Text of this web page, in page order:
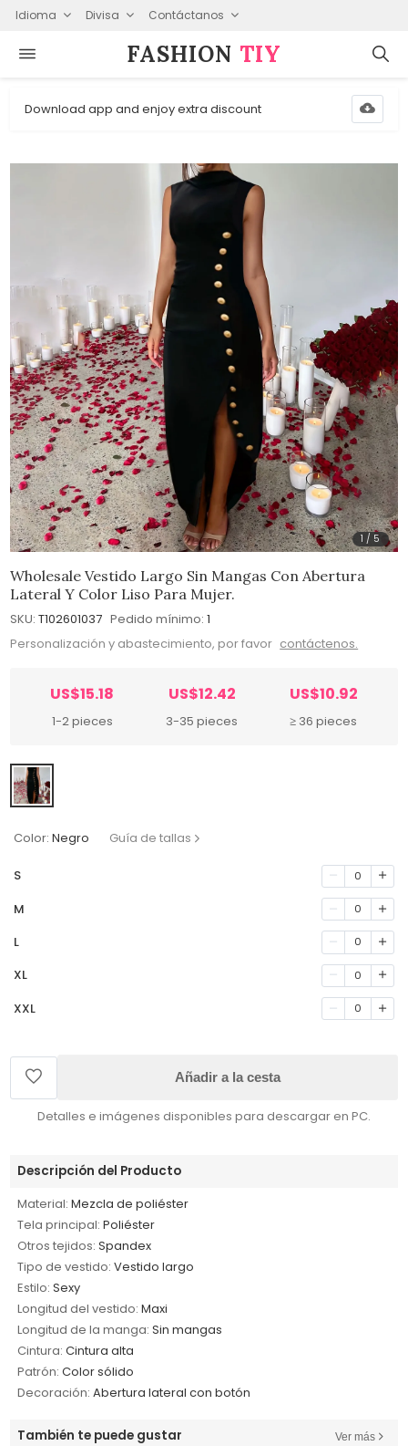
Idioma Divisa Contáctanos
FASHION⁠ TIY
Download app and enjoy extra discount
1 / 5
Wholesale Vestido Largo Sin Mangas Con Abertura
Lateral Y Color Liso Para Mujer.
SKU: T102601037 Pedido mínimo: 1
Personalización y abastecimiento, por favor contáctenos.
US$15.18
1-2 pieces
US$12.42
3-35 pieces
US$10.92
≥ 36 pieces
Color: Negro Guía de tallas
S 0
M 0
L 0
XL 0
XXL 0
Añadir a la cesta
Detalles e imágenes disponibles para descargar en PC.
Descripción del Producto
Material: Mezcla de poliéster
Tela principal: Poliéster
Otros tejidos: Spandex
Tipo de vestido: Vestido largo
Estilo: Sexy
Longitud del vestido: Maxi
Longitud de la manga: Sin mangas
Cintura: Cintura alta
Patrón: Color sólido
Decoración: Abertura lateral con botón
También te puede gustar Ver más